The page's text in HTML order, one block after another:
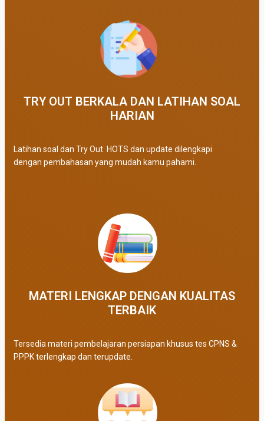
TRY OUT BERKALA DAN LATIHAN SOAL
HARIAN
Latihan soal dan Try Out HOTS dan update dilengkapi
dengan pembahasan yang mudah kamu pahami.
MATERI LENGKAP DENGAN KUALITAS
TERBAIK​
Tersedia materi pembelajaran persiapan khusus tes CPNS &
PPPK terlengkap dan terupdate.